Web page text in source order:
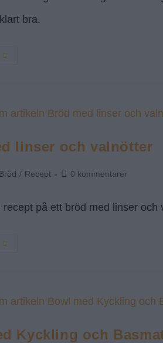
bra.
linser och valnötter
Bröd / Recept 0 kommentarer
recept på ett bröd med linser
Kyckling och